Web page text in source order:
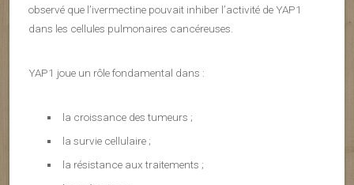
observé que l’ivermectine pouvait inhiber l’activité de YAP1
dans les cellules pulmonaires cancéreuses.
YAP1 joue un rôle fondamental dans :
la croissance des tumeurs ;
la survie cellulaire ;
la résistance aux traitements ;